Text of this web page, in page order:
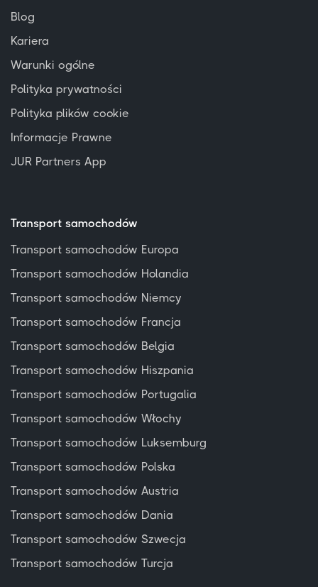
Blog
Kariera
Warunki ogólne
Polityka prywatności
Polityka plików cookie
Informacje Prawne
JUR Partners App
Transport samochodów
Transport samochodów Europa
Transport samochodów Holandia
Transport samochodów Niemcy
Transport samochodów Francja
Transport samochodów Belgia
Transport samochodów Hiszpania
Transport samochodów Portugalia
Transport samochodów Włochy
Transport samochodów Luksemburg
Transport samochodów Polska
Transport samochodów Austria
Transport samochodów Dania
Transport samochodów Szwecja
Transport samochodów Turcja